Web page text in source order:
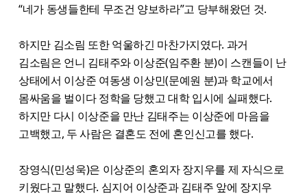
“네가 동생들한테 무조건 양보하라”고 당부해왔던 것.
하지만 김소림 또한 억울하긴 마찬가지였다. 과거
김소림은 언니 김태주와 이상준(임주환 분)이 스캔들이 난
상태에서 이상준 여동생 이상민(문예원 분)과 학교에서
몸싸움을 벌이다 정학을 당했고 대학 입시에 실패했다.
하지만 다시 이상준을 만난 김태주는 이상준에 마음을
고백했고, 두 사람은 결혼도 전에 혼인신고를 했다.
장영식(민성욱)은 이상준의 혼외자 장지우를 제 자식으로
키웠다고 말했다. 심지어 이상준과 김태주 앞에 장지우